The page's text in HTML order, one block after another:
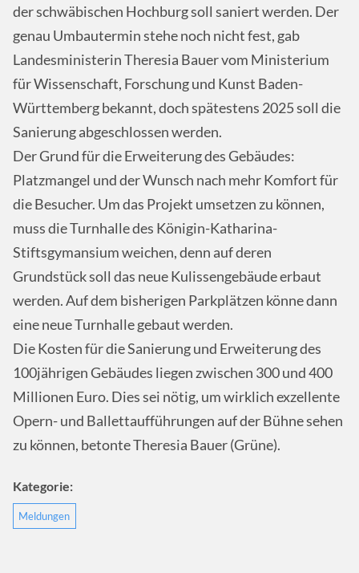
der schwäbischen Hochburg soll saniert werden. Der
genau Umbautermin stehe noch nicht fest, gab
Landesministerin Theresia Bauer vom Ministerium
für Wissenschaft, Forschung und Kunst Baden-
Württemberg bekannt, doch spätestens 2025 soll die
Sanierung abgeschlossen werden.
Der Grund für die Erweiterung des Gebäudes:
Platzmangel und der Wunsch nach mehr Komfort für
die Besucher. Um das Projekt umsetzen zu können,
muss die Turnhalle des Königin-Katharina-
Stiftsgymansium weichen, denn auf deren
Grundstück soll das neue Kulissengebäude erbaut
werden. Auf dem bisherigen Parkplätzen könne dann
eine neue Turnhalle gebaut werden.
Die Kosten für die Sanierung und Erweiterung des
100jährigen Gebäudes liegen zwischen 300 und 400
Millionen Euro. Dies sei nötig, um wirklich exzellente
Opern- und Ballettaufführungen auf der Bühne sehen
zu können, betonte Theresia Bauer (Grüne).
Kategorie:
Meldungen